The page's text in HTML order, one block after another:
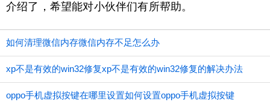
介绍了，希望能对小伙伴们有所帮助。
如何清理微信内存微信内存不足怎么办
xp不是有效的win32修复xp不是有效的win32修复的解决办法
oppo手机虚拟按键在哪里设置如何设置oppo手机虚拟按键